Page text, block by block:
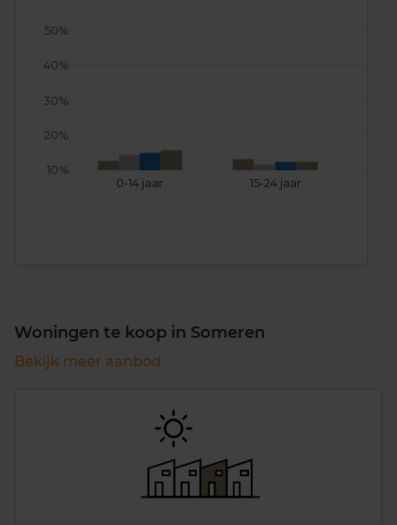
0-14 jaar 15-24 jaar
10%
20%
30%
40%
50%
Woningen te koop in Someren
Bekijk meer aanbod